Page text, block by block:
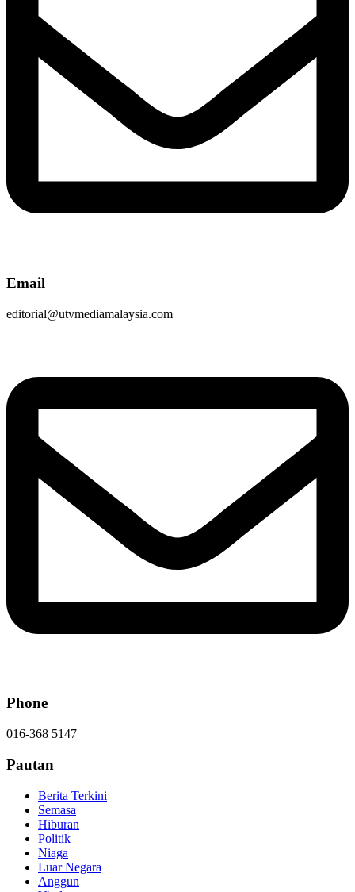
Email
editorial@utvmediamalaysia.com
Phone
016-368 5147
Pautan
Berita Terkini
Semasa
Hiburan
Politik
Niaga
Luar Negara
Anggun